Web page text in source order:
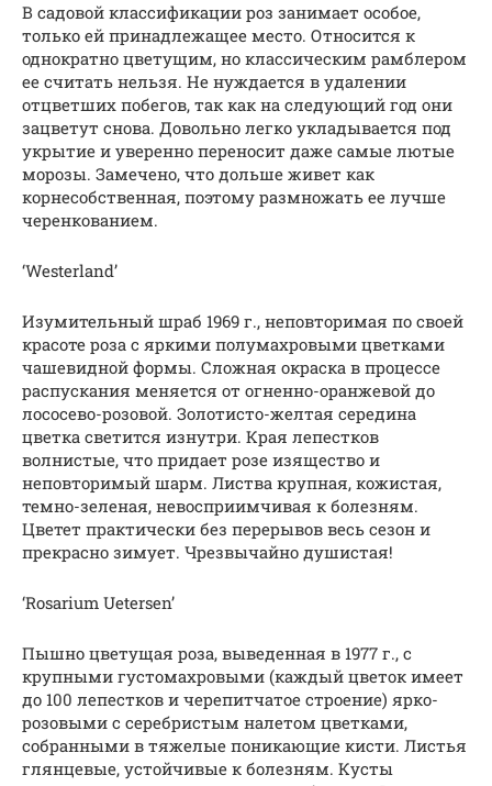
В садовой классификации роз занимает особое,
только ей принадлежащее место. Относится к
однократно цветущим, но классическим рамблером
ее считать нельзя. Не нуждается в удалении
отцветших побегов, так как на следующий год они
зацветут снова. Довольно легко укладывается под
укрытие и уверенно переносит даже самые лютые
морозы. Замечено, что дольше живет как
корнесобственная, поэтому размножать ее лучше
черенкованием.
‘Westerland’
Изумительный шраб 1969 г., неповторимая по своей
красоте роза с яркими полумахровыми цветками
чашевидной формы. Сложная окраска в процессе
распускания меняется от огненно-оранжевой до
лососево-розовой. Золотисто-желтая середина
цветка светится изнутри. Края лепестков
волнистые, что придает розе изящество и
неповторимый шарм. Листва крупная, кожистая,
темно-зеленая, невосприимчивая к болезням.
Цветет практически без перерывов весь сезон и
прекрасно зимует. Чрезвычайно душистая!
‘Rosarium Uetersen’
Пышно цветущая роза, выведенная в 1977 г., с
крупными густомахровыми (каждый цветок имеет
до 100 лепестков и черепитчатое строение) ярко-
розовыми с серебристым налетом цветками,
собранными в тяжелые поникающие кисти. Листья
глянцевые, устойчивые к болезням. Кусты